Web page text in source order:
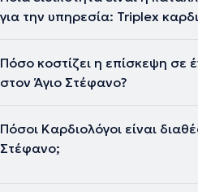
για την υπηρεσία: Triplex
Πόσο κοστίζει η επίσκεψη σε
στον Άγιο Στέφανο?
Πόσοι Καρδιολόγοι είναι
Στέφανο;